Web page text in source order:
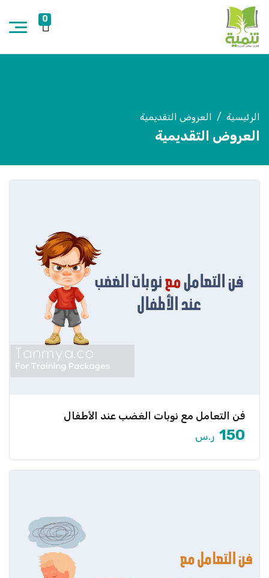
0
الرئيسية العروض التقديمية
العروض التقديمية
هل يمر طفلك بنوبات غضب متكررة يصعب السيطرة
عليها؟ هل تبحث […]
فن التعامل مع نوبات الغضب عند الأطفال
150 ر.س